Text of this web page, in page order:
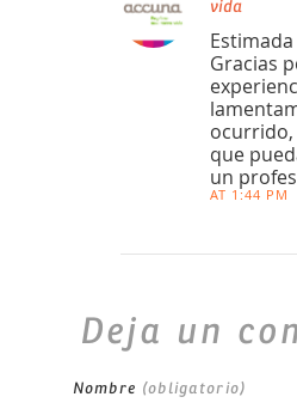
vida
Gracias
ocurrido,
que
un
AT 1:44 PM
Deja un
Nombre (obligatorio)